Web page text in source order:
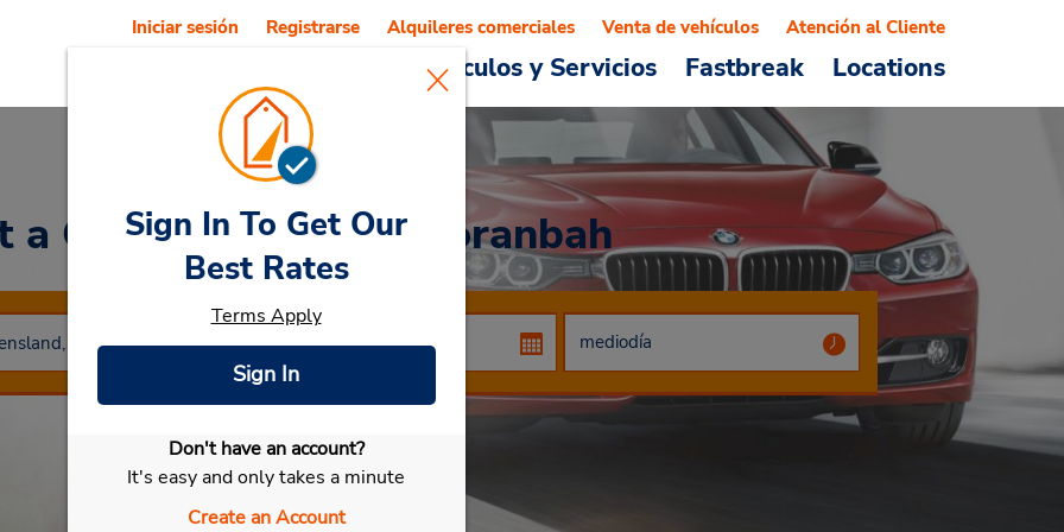
Vehículos y Servicios Fastbreak Locations
Iniciar sesión Registrarse Alquileres comerciales Venta de vehículos Atención al Cliente
a Carat Centro de Moranbah
Seleccionar mi vehículo
Sign In To Get Our
Best Rates
Terms Apply
Sign In
Don't have an account?
It's easy and only takes a minute
Create an Account